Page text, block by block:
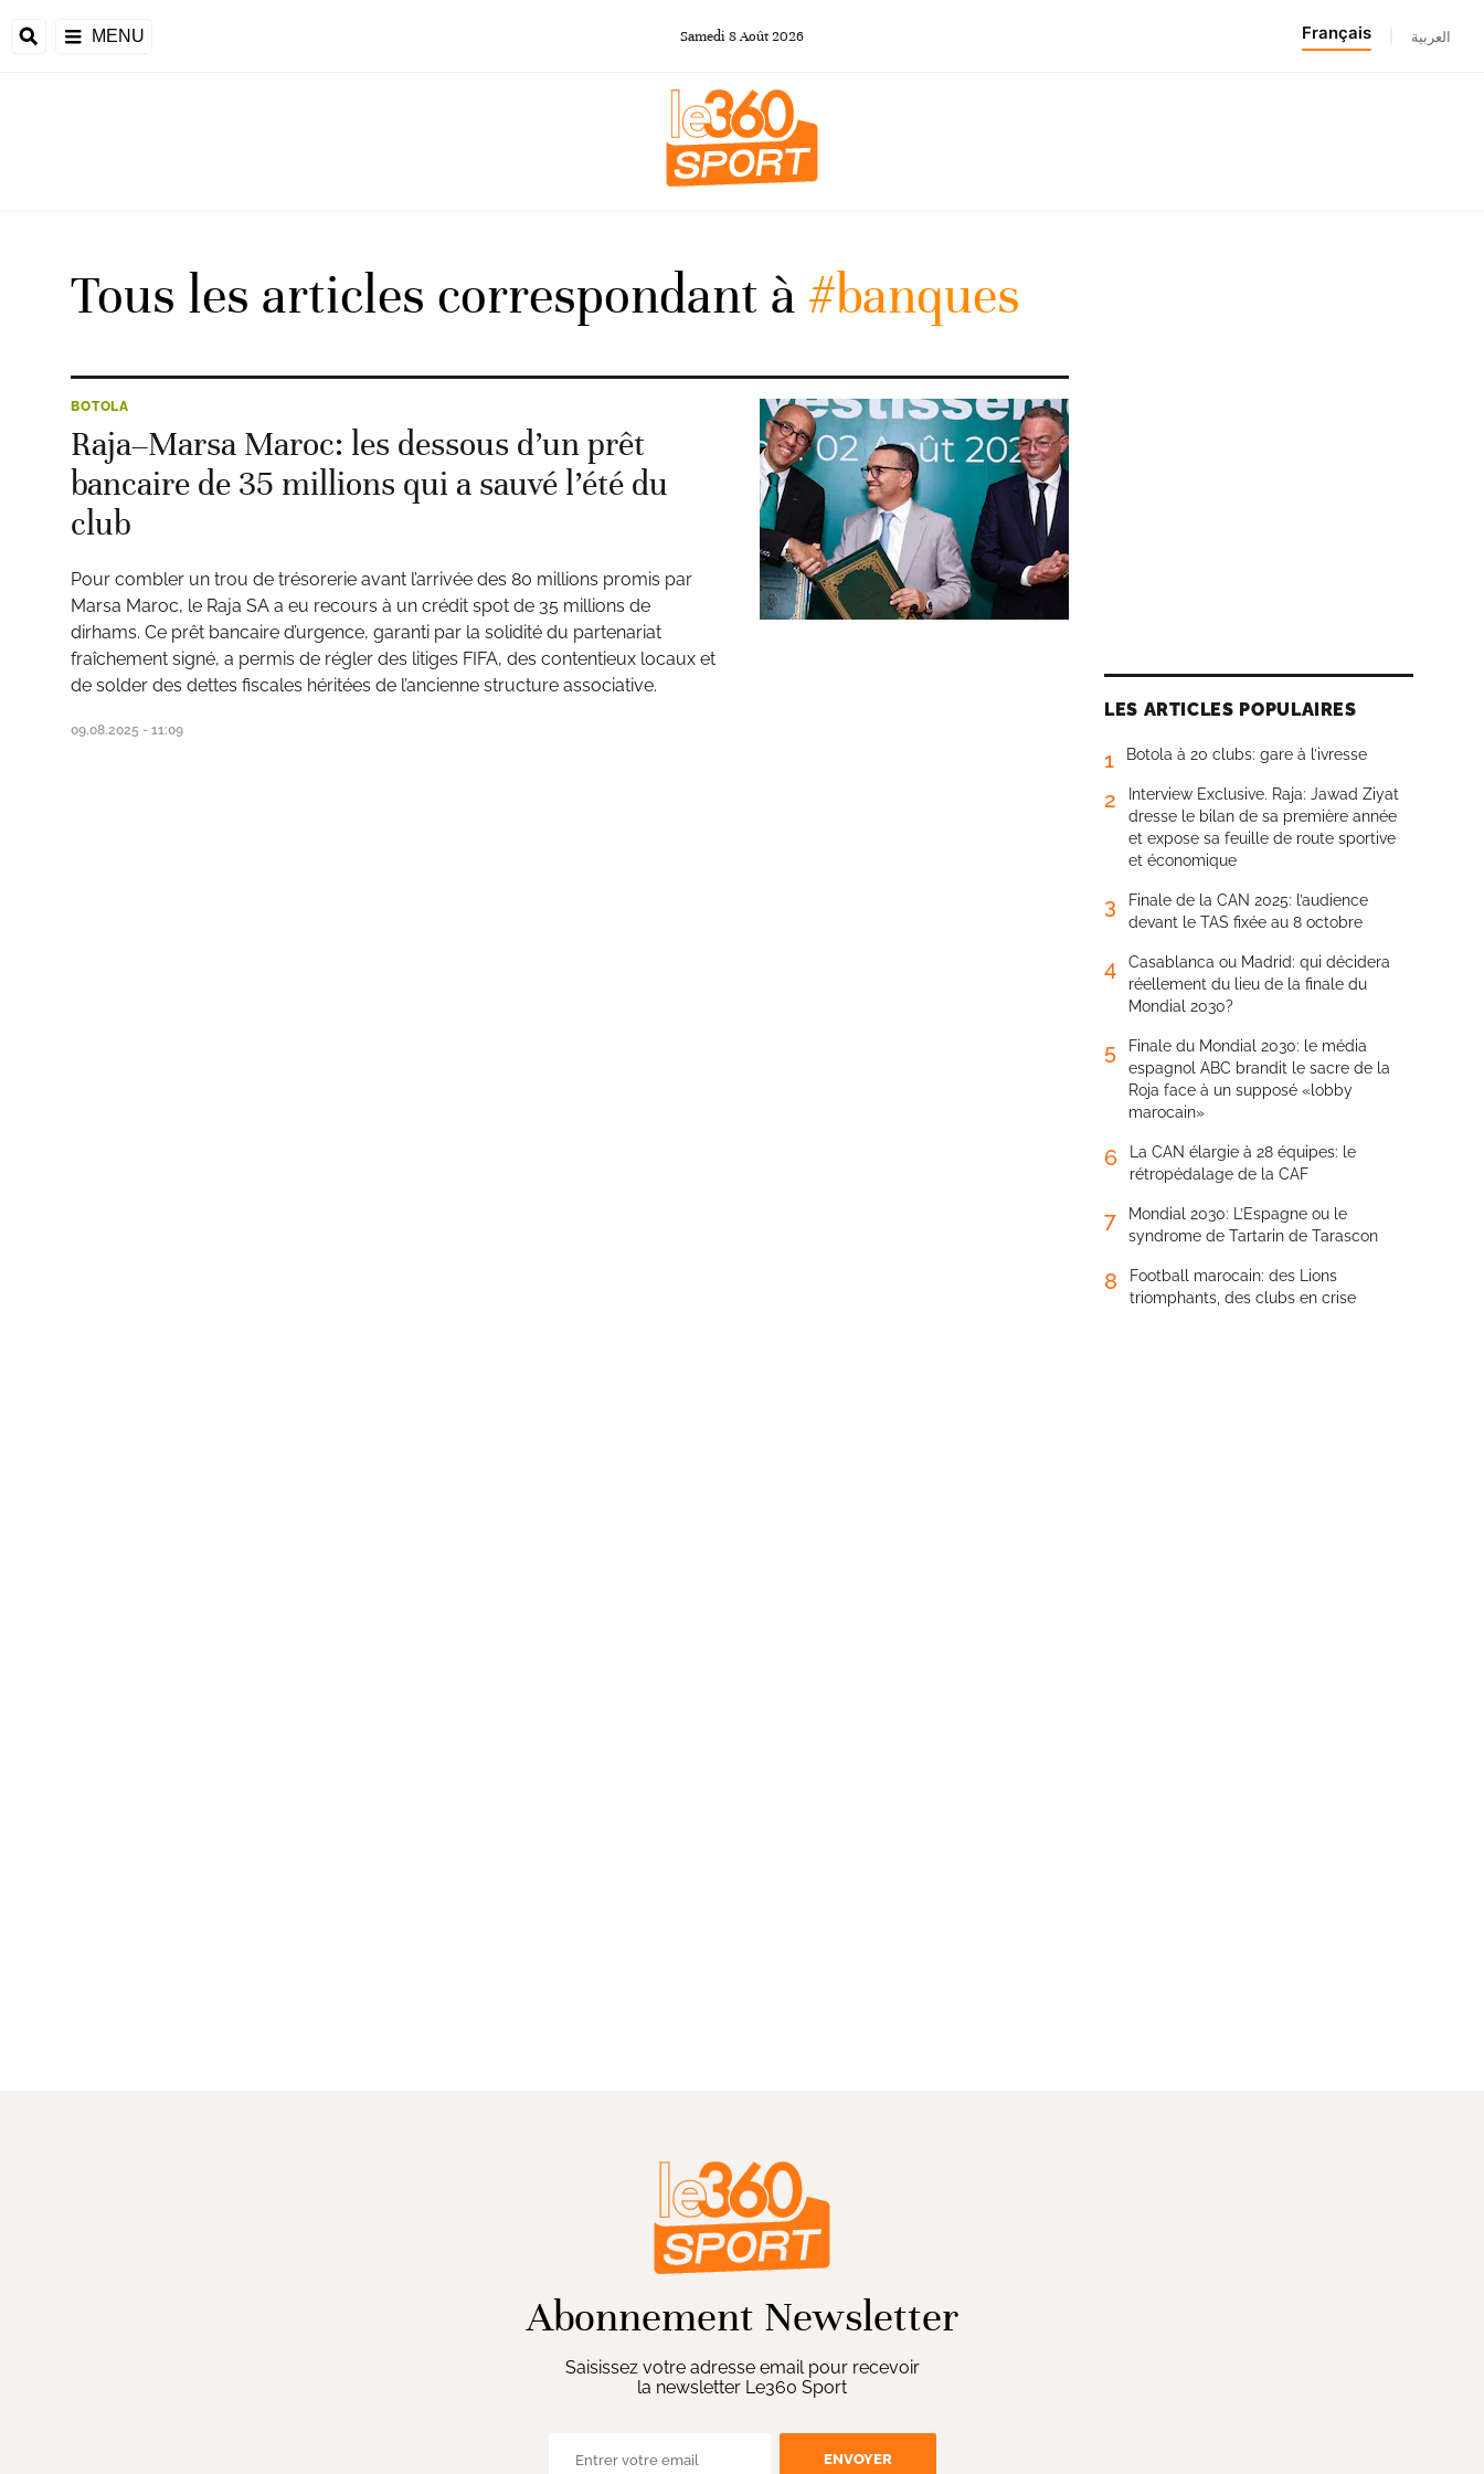
MENU Samedi 8Août2026 Français العربية
Tous les articles correspondant à #banques
BOTOLA
Raja–Marsa Maroc: les dessous d’un prêt
bancaire de 35 millions qui a sauvé l’été du
club
Pour combler un trou de trésorerie avant l’arrivée des 80 millions promis par
Marsa Maroc, le Raja SA a eu recours à un crédit spot de 35 millions de
dirhams. Ce prêt bancaire d’urgence, garanti par la solidité du partenariat
fraîchement signé, a permis de régler des litiges FIFA, des contentieux locaux et
de solder des dettes fiscales héritées de l’ancienne structure associative.
09.08.2025 - 11:09
LES ARTICLES POPULAIRES
1 Botola à 20 clubs: gare à l’ivresse
2
Interview Exclusive. Raja: Jawad Ziyat
dresse le bilan de sa première année
et expose sa feuille de route sportive
et économique
3
Finale de la CAN 2025: l’audience
devant le TAS fixée au 8 octobre
4
Casablanca ou Madrid: qui décidera
réellement du lieu de la finale du
Mondial 2030?
5
Finale du Mondial 2030: le média
espagnol ABC brandit le sacre de la
Roja face à un supposé «lobby
marocain»
6
La CAN élargie à 28 équipes: le
rétropédalage de la CAF
7
Mondial 2030: L’Espagne ou le
syndrome de Tartarin de Tarascon
8
Football marocain: des Lions
triomphants, des clubs en crise
Abonnement Newsletter
Saisissez votre adresse email pour recevoir
la newsletter Le360 Sport
ENVOYER